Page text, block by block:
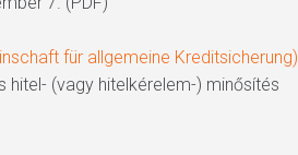
für allgemeine Kreditsicherung)
hitel- (vagy hitelkérelem-) minősítés